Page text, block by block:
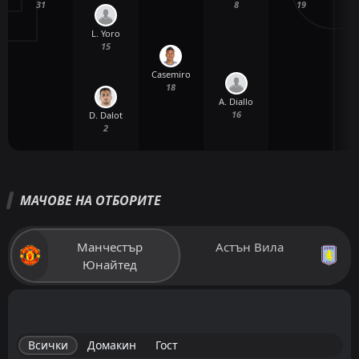
31
D. Dalot
2
L. Yoro
15
Casemiro
18
A. Diallo
16
8
19
МАЧОВЕ НА ОТБОРИТЕ
Манчестър
Юнайтед
Астън Вила
Всички Домакин Гост